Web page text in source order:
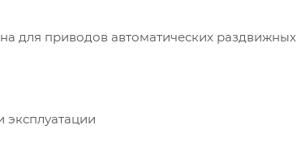
для приводов автоматических раздвижных
эксплуатации